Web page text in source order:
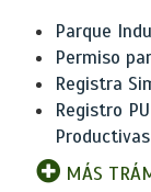
Parque
Permiso
Registra
Registro
Productivas
MÁS